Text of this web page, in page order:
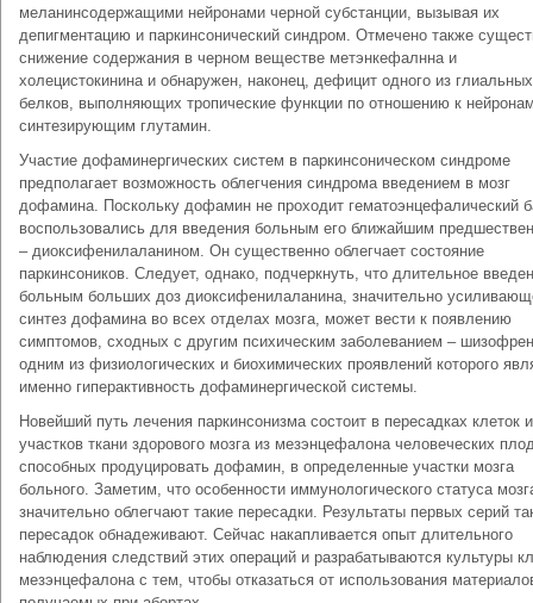
меланинсодержащими нейронами черной субстанции, вызывая их
депигментацию и паркинсонический синдром. Отмечено также
снижение содержания в черном веществе метэнкефалнна и
холецистокинина и обнаружен, наконец, дефицит одного из глиальных
белков, выполняющих тропические функции по отношению к
синтезирующим глутамин.
Участие дофаминергических систем в паркинсоническом синдроме
предполагает возможность облегчения синдрома введением в мозг
дофамина. Поскольку дофамин не проходит гематоэнцефалический
воспользовались для введения больным его ближайшим
– диоксифенилаланином. Он существенно облегчает состояние
паркинсоников. Следует, однако, подчеркнуть, что длительное
больным больших доз диоксифенилаланина, значительно
синтез дофамина во всех отделах мозга, может вести к появлению
симптомов, сходных с другим психическим заболеванием –
одним из физиологических и биохимических проявлений которого
именно гиперактивность дофаминергической системы.
Новейший путь лечения паркинсонизма состоит в пересадках клеток
участков ткани здорового мозга из мезэнцефалона человеческих
способных продуцировать дофамин, в определенные участки мозга
больного. Заметим, что особенности иммунологического статуса
значительно облегчают такие пересадки. Результаты первых серий
пересадок обнадеживают. Сейчас накапливается опыт длительного
наблюдения следствий этих операций и разрабатываются культуры
мезэнцефалона с тем, чтобы отказаться от использования